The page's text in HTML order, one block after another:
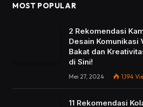
MOST POPULAR
2 Rekomendasi
Desain Komunikasi
Bakat dan
di Sini!
Mei 27, 2024 1,194
11 Rekomendasi